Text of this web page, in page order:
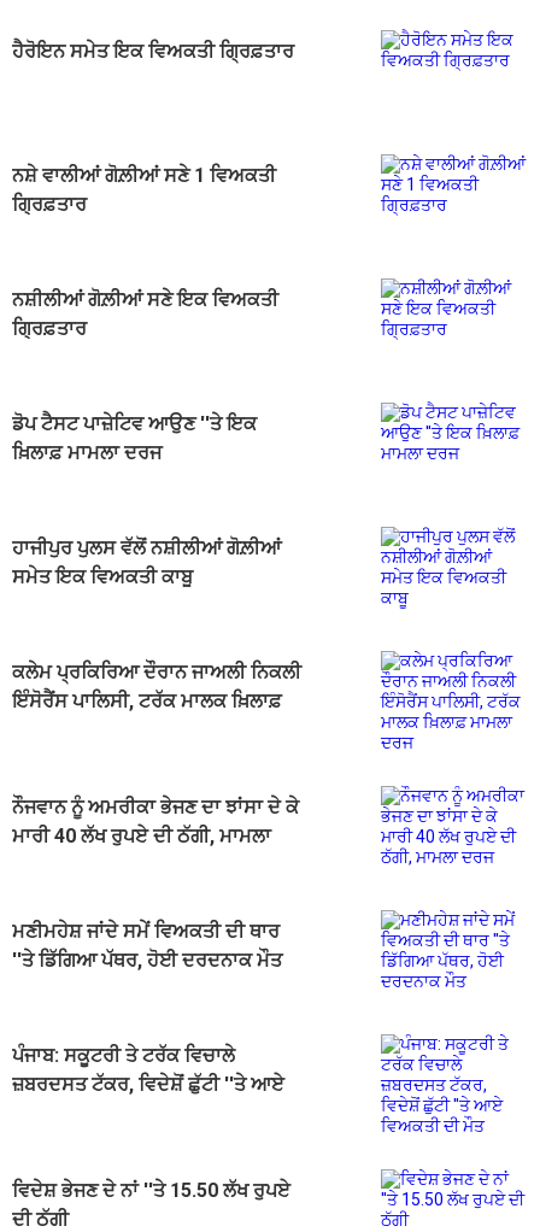
ਹੈਰੋਇਨ ਸਮੇਤ ਇਕ ਵਿਅਕਤੀ ਗ੍ਰਿਫ਼ਤਾਰ
ਨਸ਼ੇ ਵਾਲੀਆਂ ਗੋਲ਼ੀਆਂ ਸਣੇ 1 ਵਿਅਕਤੀ
ਗ੍ਰਿਫ਼ਤਾਰ
ਨਸ਼ੀਲੀਆਂ ਗੋਲ਼ੀਆਂ ਸਣੇ ਇਕ ਵਿਅਕਤੀ
ਗ੍ਰਿਫ਼ਤਾਰ
ਡੋਪ ਟੈਸਟ ਪਾਜ਼ੇਟਿਵ ਆਉਣ ''ਤੇ ਇਕ
ਖ਼ਿਲਾਫ਼ ਮਾਮਲਾ ਦਰਜ
ਹਾਜੀਪੁਰ ਪੁਲਸ ਵੱਲੋਂ ਨਸ਼ੀਲੀਆਂ ਗੋਲ਼ੀਆਂ
ਸਮੇਤ ਇਕ ਵਿਅਕਤੀ ਕਾਬੂ
ਕਲੇਮ ਪ੍ਰਕਿਰਿਆ ਦੌਰਾਨ ਜਾਅਲੀ ਨਿਕਲੀ
ਇੰਸੋਰੈਂਸ ਪਾਲਿਸੀ, ਟਰੱਕ ਮਾਲਕ ਖ਼ਿਲਾਫ਼
ਨੌਜਵਾਨ ਨੂੰ ਅਮਰੀਕਾ ਭੇਜਣ ਦਾ ਝਾਂਸਾ ਦੇ ਕੇ
ਮਾਰੀ 40 ਲੱਖ ਰੁਪਏ ਦੀ ਠੱਗੀ, ਮਾਮਲਾ
ਮਣੀਮਹੇਸ਼ ਜਾਂਦੇ ਸਮੇਂ ਵਿਅਕਤੀ ਦੀ ਥਾਰ
''ਤੇ ਡਿੱਗਿਆ ਪੱਥਰ, ਹੋਈ ਦਰਦਨਾਕ ਮੌਤ
ਪੰਜਾਬ: ਸਕੂਟਰੀ ਤੇ ਟਰੱਕ ਵਿਚਾਲੇ
ਜ਼ਬਰਦਸਤ ਟੱਕਰ, ਵਿਦੇਸ਼ੋਂ ਛੁੱਟੀ ''ਤੇ ਆਏ
ਵਿਦੇਸ਼ ਭੇਜਣ ਦੇ ਨਾਂ ''ਤੇ 15.50 ਲੱਖ ਰੁਪਏ
ਦੀ ਠੱਗੀ